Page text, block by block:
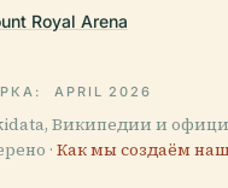
Royal Arena
APRIL 2026
Википедии и
· Как мы создаём